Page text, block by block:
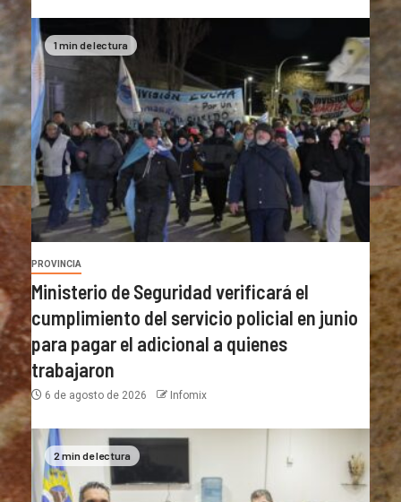
1 min de lectura
PROVINCIA
Ministerio de Seguridad verificará el
cumplimiento del servicio policial en junio
para pagar el adicional a quienes
trabajaron
6 de agosto de 2026 Infomix
2 min de lectura